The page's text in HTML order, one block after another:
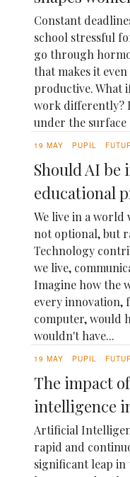
Constant
school stressful
go through
that makes it
productive. What
work differently?
under the surface
19 MAY PUPIL
Should AI
educational
We live in a
not optional, but
Technology
we live,
Imagine how the
every innovation,
computer, would
wouldn't have...
19 MAY PUPIL
The impact
intelligence
Artificial
rapid and
significant leap in